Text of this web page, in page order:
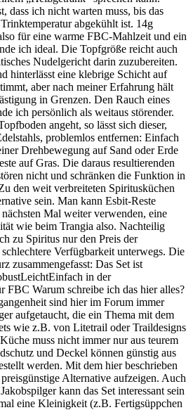
dass ich nicht warten muss, bis das
abgekühlt ist. 14g
für eine warme FBC-Mahlzeit und ein
ich ideal. Die Topfgröße reicht auch
Nudelgericht darin zuzubereiten.
hinterlässt eine klebrige Schicht auf
aber nach meiner Erfahrung hält
in Grenzen. Den Rauch eines
ich persönlich als weitaus störender.
angeht, so lässt sich dieser,
problemlos entfernen: Einfach
Drehbewegung auf Sand oder Erde
auf Gras. Die daraus resultierenden
nicht und schränken die Funktion in
den weit verbreiteten Spiritusküchen
sein. Man kann Esbit-Reste
Mal weiter verwenden, eine
wie beim Trangia also. Nachteilig
zu Spiritus nur den Preis der
Verfügbarkeit unterwegs. Die
zusammengefasst: Das Set ist
in der
FBC Warum schreibe ich das hier alles?
sind hier im Forum immer
aufgetaucht, die ein Thema mit dem
wie z.B. von Litetrail oder Traildesigns
muss nicht immer nur aus teurem
und Deckel können günstig aus
werden. Mit dem hier beschrieben
Alternative aufzeigen. Auch
kann das Set interessant sein
eine Kleinigkeit (z.B. Fertigsüppchen